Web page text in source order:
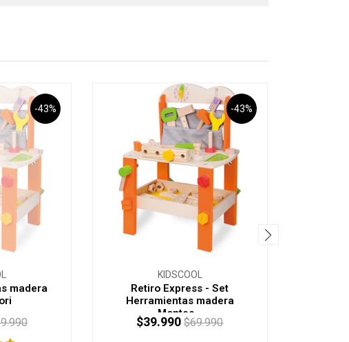
-43%
madera
-43%
KIDSCOOL
Retiro Express - Set
Herramientas madera
Montes...
$39.990 $69.990